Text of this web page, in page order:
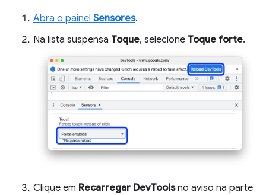
Abra o painel Sensores.
Na lista suspensa Toque, selecione Toque forte.
Clique em Recarregar DevToolsno aviso na parte